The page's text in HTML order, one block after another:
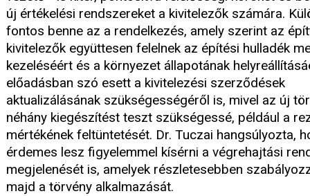
új értékelési rendszereket a kivitelezők számára.
fontos benne az a rendelkezés, amely szerint az
kivitelezők együttesen felelnek az építési hulladék
kezeléséért és a környezet állapotának
előadásban szó esett a kivitelezési szerződések
aktualizálásának szükségességéről is, mivel az új
néhány kiegészítést teszt szükségessé, például a
mértékének feltüntetését. Dr. Tuczai hangsúlyozta,
érdemes lesz figyelemmel kísérni a végrehajtási
megjelenését is, amelyek részletesebben
majd a törvény alkalmazását.